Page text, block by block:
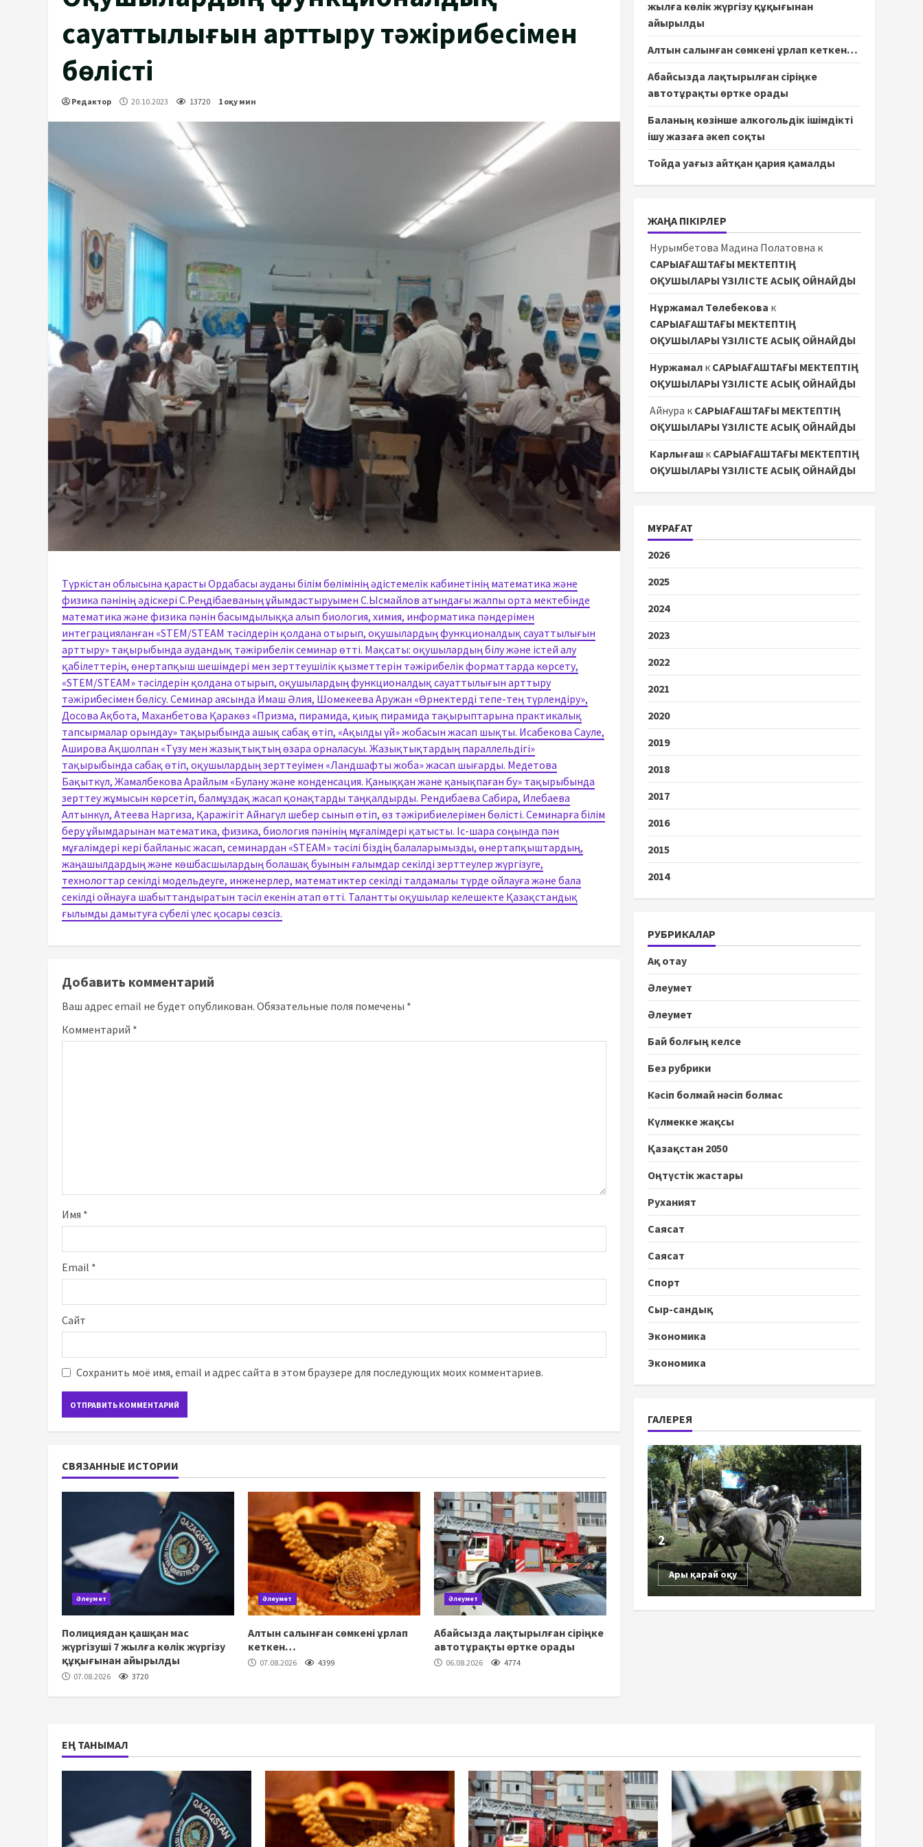
сауаттылығын арттыру тәжірибесімен
бөлісті
Редактор 20.10.2023 13720 1 оқу мин
Түркістан облысына қарасты Ордабасы ауданы білім бөлімінің әдістемелік кабинетінің математика және
физика пәнінің әдіскері С.Реңдібаеваның ұйымдастыруымен С.Ысмайлов атындағы жалпы орта мектебінде
математика және физика пәнін басымдылыққа алып биология, химия, информатика пәндерімен
интеграцияланған «STEM/ЅТЕАМ тәсілдерін қолдана отырып, оқушылардың функционалдық сауаттылығын
арттыру» тақырыбында аудандық тәжірибелік семинар өтті. Мақсаты: оқушылардың білу және істей алу
қабілеттерін, өнертапқыш шешімдері мен зерттеушілік қызметтерін тәжірибелік форматтарда көрсету,
«STEM/ЅТЕАМ» тәсілдерін қолдана отырып, оқушылардың функционалдық сауаттылығын арттыру
тәжірибесімен бөлісу. Семинар аясында Имаш Әлия, Шомекеева Аружан «Өрнектерді тепе-тең түрлендіру»,
Досова Ақбота, Маханбетова Қаракөз «Призма, пирамида, қиық пирамида тақырыптарына практикалық
тапсырмалар орындау» тақырыбында ашық сабақ өтіп, «Ақылды үй» жобасын жасап шықты. Исабекова Сауле,
Аширова Ақшолпан «Түзу мен жазықтықтың өзара орналасуы. Жазықтықтардың параллельдігі»
тақырыбында сабақ өтіп, оқушылардың зерттеуімен «Ландшафты жоба» жасап шығарды. Медетова
Бақыткүл, Жамалбекова Арайлым «Булану және конденсация. Қаныққан және қанықпаған бу» тақырыбында
зерттеу жұмысын көрсетіп, балмұздақ жасап қонақтарды таңқалдырды. Рендибаева Сабира, Илебаева
Алтынкүл, Атеева Наргиза, Қаражігіт Айнагүл шебер сынып өтіп, өз тәжірибиелерімен бөлісті. Семинарға білім
беру ұйымдарынан математика, физика, биология пәнінің мұғалімдері қатысты. Іс-шара соңында пән
мұғалімдері кері байланыс жасап, семинардан «STEAM» тәсілі біздің балаларымызды, өнертапқыштардың,
жаңашылдардың және көшбасшылардың болашақ буынын ғалымдар секілді зерттеулер жүргізуге,
технологтар секілді модельдеуге, инженерлер, математиктер секілді талдамалы түрде ойлауға және бала
секілді ойнауға шабыттандыратын тәсіл екенін атап өтті. Талантты оқушылар келешекте Қазақстандық
ғылымды дамытуға сүбелі үлес қосары сөзсіз.
Добавить комментарий
Ваш адрес email не будет опубликован. Обязательные поля помечены *
Комментарий *
Имя *
Email *
Сайт
Сохранить моё имя, email и адрес сайта в этом браузере для последующих моих комментариев.
СВЯЗАННЫЕ ИСТОРИИ
Әлеумет
Полициядан қашқан мас
жүргізуші 7 жылға көлік жүргізу
құқығынан айырылды
07.08.2026 3720
Әлеумет
Алтын салынған сөмкені ұрлап
кеткен…
07.08.2026 4399
Әлеумет
Абайсызда лақтырылған сіріңке
автотұрақты өртке орады
06.08.2026 4774
жылға көлік жүргізу құқығынан
айырылды
Алтын салынған сөмкені ұрлап кеткен…
Абайсызда лақтырылған сіріңке
автотұрақты өртке орады
Баланың көзінше алкогольдік ішімдікті
ішу жазаға әкеп соқты
Тойда уағыз айтқан қария қамалды
ЖАҢА ПІКІРЛЕР
Нурымбетова Мадина Полатовна к
САРЫАҒАШТАҒЫ МЕКТЕПТІҢ
ОҚУШЫЛАРЫ ҮЗІЛІСТЕ АСЫҚ ОЙНАЙДЫ
Нұржамал Төлебекова к
САРЫАҒАШТАҒЫ МЕКТЕПТІҢ
ОҚУШЫЛАРЫ ҮЗІЛІСТЕ АСЫҚ ОЙНАЙДЫ
Нуржамалк САРЫАҒАШТАҒЫ МЕКТЕПТІҢ
ОҚУШЫЛАРЫ ҮЗІЛІСТЕ АСЫҚ ОЙНАЙДЫ
Айнура к САРЫАҒАШТАҒЫ МЕКТЕПТІҢ
ОҚУШЫЛАРЫ ҮЗІЛІСТЕ АСЫҚ ОЙНАЙДЫ
Карлығашк САРЫАҒАШТАҒЫ МЕКТЕПТІҢ
ОҚУШЫЛАРЫ ҮЗІЛІСТЕ АСЫҚ ОЙНАЙДЫ
МҰРАҒАТ
2026
2025
2024
2023
2022
2021
2020
2019
2018
2017
2016
2015
2014
РУБРИКАЛАР
Ақ отау
Әлеумет
Әлеумет
Бай болғың келсе
Без рубрики
Кәсіп болмай нәсіп болмас
Күлмекке жақсы
Қазақстан 2050
Оңтүстік жастары
Руханият
Саясат
Саясат
Спорт
Сыр-сандық
Экономика
Экономика
ГАЛЕРЕЯ
2
Ары қарай оқу
ЕҢ ТАНЫМАЛ